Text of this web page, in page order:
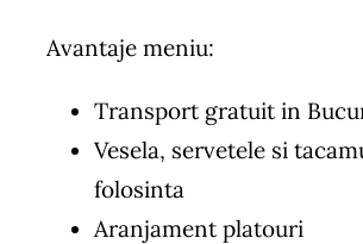
Avantaje meniu:
Transport gratuit in
Vesela, servetele si
folosinta
Aranjament platouri